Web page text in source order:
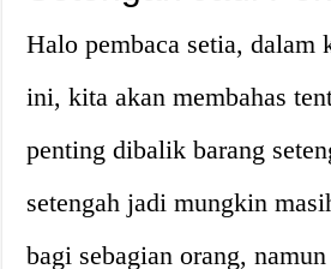
Halo pembaca setia, dalam
ini, kita akan membahas
penting dibalik barang
setengah jadi mungkin
bagi sebagian orang,